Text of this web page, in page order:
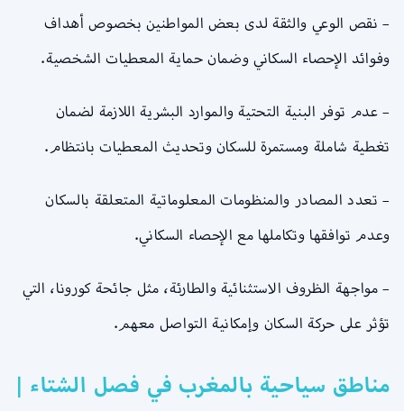
– نقص الوعي والثقة لدى بعض المواطنين بخصوص أهداف
وفوائد الإحصاء السكاني وضمان حماية المعطيات الشخصية.
– عدم توفر البنية التحتية والموارد البشرية اللازمة لضمان
تغطية شاملة ومستمرة للسكان وتحديث المعطيات بانتظام.
– تعدد المصادر والمنظومات المعلوماتية المتعلقة بالسكان
وعدم توافقها وتكاملها مع الإحصاء السكاني.
– مواجهة الظروف الاستثنائية والطارئة، مثل جائحة كورونا، التي
تؤثر على حركة السكان وإمكانية التواصل معهم.
مناطق سياحية بالمغرب في فصل الشتاء |